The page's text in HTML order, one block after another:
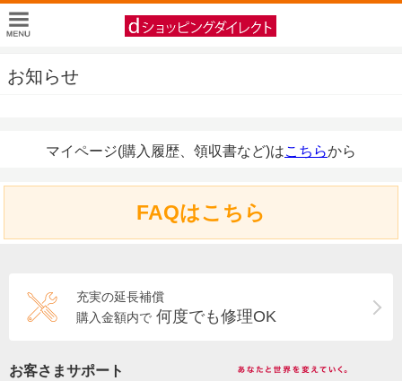
お知らせ
マイページ(購入履歴、領収書など)はこちらから
FAQはこちら
充実の延長補償
購入金額内で 何度でも修理OK
お客さまサポート